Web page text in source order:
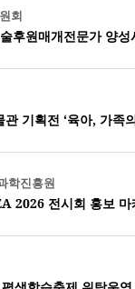
회
후원매개전문가 양성
기획전 ‘육아, 가족
학진흥원
2026 전시회 홍보 마